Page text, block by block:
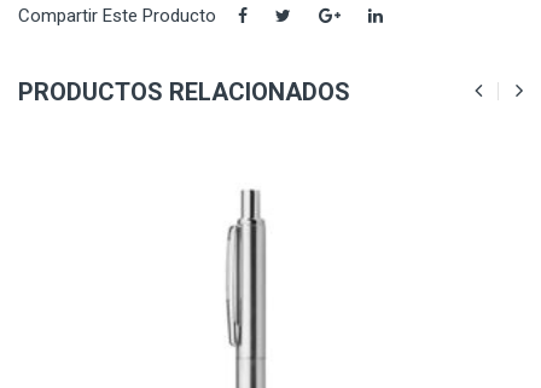
Compartir Este Producto
PRODUCTOS RELACIONADOS